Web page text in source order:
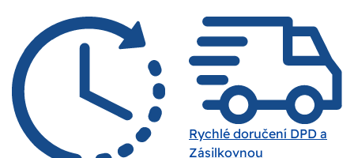
Rychlé doručení DPD a
Zásilkovnou